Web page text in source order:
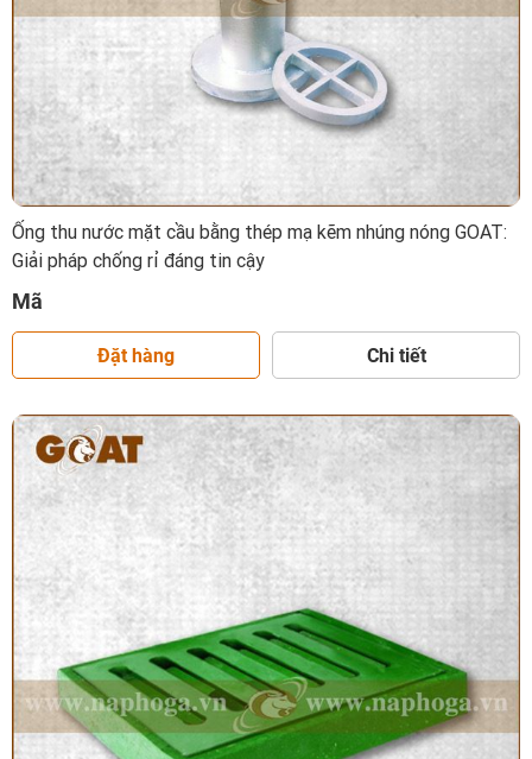
Ống thu nước mặt cầu bằng thép mạ kẽm nhúng nóng GOAT:
Giải pháp chống rỉ đáng tin cậy
Mã
Đặt hàng Chi tiết